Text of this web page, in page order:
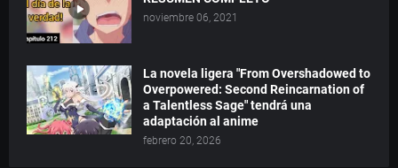
noviembre 06, 2021
La novela ligera "From Overshadowed to
Overpowered: Second Reincarnation of
a Talentless Sage" tendrá una
adaptación al anime
febrero 20, 2026